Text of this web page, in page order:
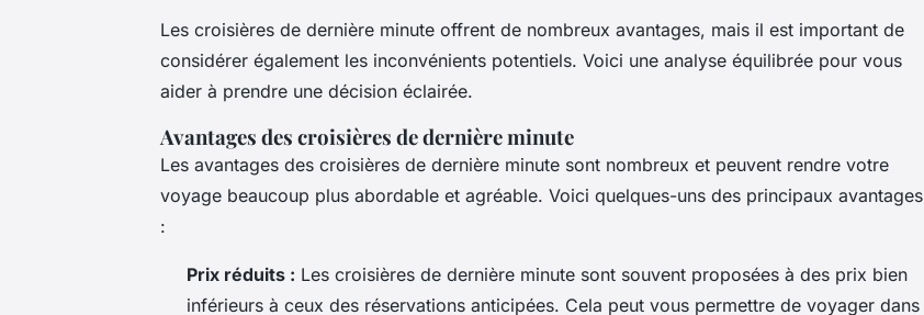
Les croisières de dernière minute offrent de nombreux avantages, mais il est important de
considérer également les inconvénients potentiels. Voici une analyse équilibrée pour vous
aider à prendre une décision éclairée.
Avantages des croisières de dernière minute
Les avantages des croisières de dernière minute sont nombreux et peuvent rendre votre
voyage beaucoup plus abordable et agréable. Voici quelques-uns des principaux avantages
:
Prix réduits : Les croisières de dernière minute sont souvent proposées à des prix bien
inférieurs à ceux des réservations anticipées. Cela peut vous permettre de voyager dans